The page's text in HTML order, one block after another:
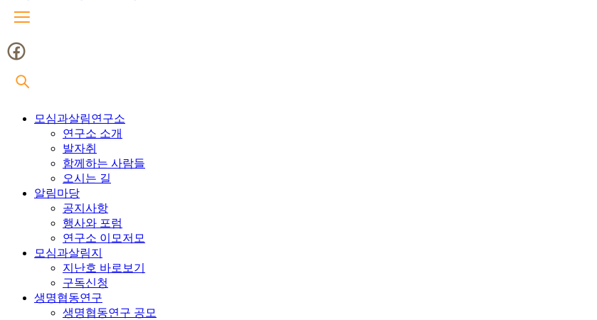
모심과살림연구소
연구소 소개
발자취
함께하는 사람들
오시는 길
알림마당
공지사항
행사와 포럼
연구소 이모저모
모심과살림지
지난호 바로보기
구독신청
생명협동연구
생명협동연구 공모